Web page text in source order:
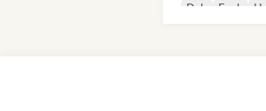
Dub
Funk